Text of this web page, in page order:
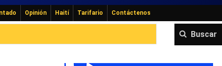
Opinión Haití Tarifario Contáctenos
Buscar